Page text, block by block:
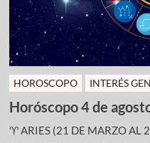
HOROSCOPO INTERÉS
Horóscopo 4 de
♈ ARIES (21 DE MARZO AL